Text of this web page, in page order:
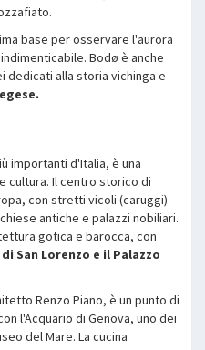
base per osservare l'aurora
Bodø è anche
dedicati alla storia vichinga e
importanti d'Italia, è una
cultura. Il centro storico di
con stretti vicoli (caruggi)
antiche e palazzi nobiliari.
gotica e barocca, con
San Lorenzo e il Palazzo
Renzo Piano, è un punto di
l'Acquario di Genova, uno dei
del Mare. La cucina